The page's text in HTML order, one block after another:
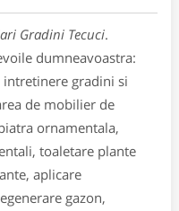
Gradini Tecuci.
dumneavoastra:
gradini si
de mobilier de
ornamentala,
toaletare plante
aplicare
gazon,